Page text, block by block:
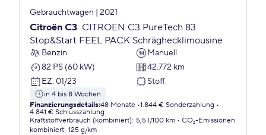
Gebrauchtwagen | 2021
Citroën C3 CITROEN C3 PureTech 83
Stop&Start FEEL PACK Schräghecklimousine
Benzin
Manuell
82 PS (60 kW)
42.772 km
EZ: 01/23 Stoff
in 4 bis 8 Wochen
Finanzierungsdetails:48 Monate 1.844 € Sonderzahlung
4.841 € Schlusszahlung
Kraftstoffverbrauch (kombiniert): 5,5 l/100 km
CO₂-Emissionen
kombiniert: 125 g/km